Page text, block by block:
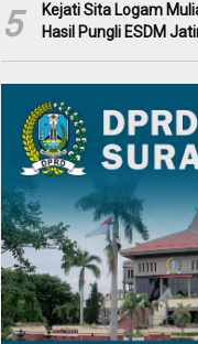
5
Kejati Sita Logam
Hasil Pungli ESDM